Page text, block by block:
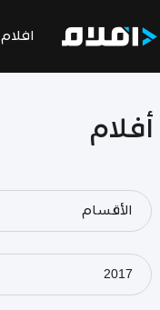
افلام
أفلام
الأقسام
2017